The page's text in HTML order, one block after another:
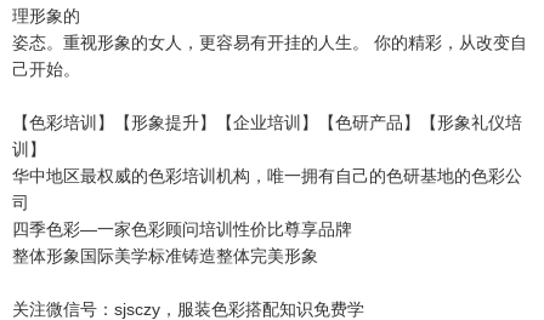
理形象的
姿态。重视形象的女人，更容易有开挂的人生。 你的精彩，从改变自
己开始。
【色彩培训】【形象提升】【企业培训】【色研产品】【形象礼仪培
训】
华中地区最权威的色彩培训机构，唯一拥有自己的色研基地的色彩公
司
四季色彩—一家色彩顾问培训性价比尊享品牌
整体形象国际美学标准铸造整体完美形象
关注微信号：sjsczy，服装色彩搭配知识免费学